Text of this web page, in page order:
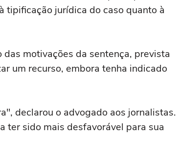
tipificação jurídica do caso quanto à
motivações da sentença, prevista
um recurso, embora tenha indicado
declarou o advogado aos jornalistas.
ter sido mais desfavorável para sua